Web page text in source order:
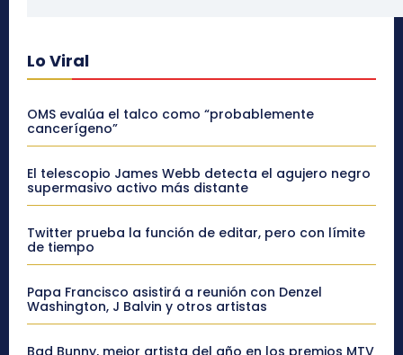
Lo Viral
OMS evalúa el talco como “probablemente
cancerígeno”
El telescopio James Webb detecta el agujero negro
supermasivo activo más distante
Twitter prueba la función de editar, pero con límite
de tiempo
Papa Francisco asistirá a reunión con Denzel
Washington, J Balvin y otros artistas